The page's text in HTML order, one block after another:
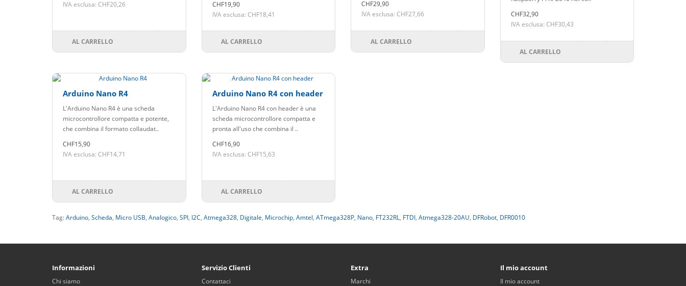
IVA esclusa: CHF20,26
AL CARRELLO
CHF19,90
IVA esclusa: CHF18,41
AL CARRELLO
CHF29,90
IVA esclusa: CHF27,66
AL CARRELLO
CHF32,90
IVA esclusa: CHF30,43
AL CARRELLO
Arduino Nano R4
L'Arduino Nano R4 è una scheda
microcontrollore compatta e potente,
che combina il formato collaudat..
CHF15,90
IVA esclusa: CHF14,71
AL CARRELLO
Arduino Nano R4 con header
L'Arduino Nano R4 con header è una
scheda microcontrollore compatta e
pronta all'uso che combina il ..
CHF16,90
IVA esclusa: CHF15,63
AL CARRELLO
Tag:Arduino, Scheda, Micro USB, Analogico, SPI, I2C, Atmega328, Digitale, Microchip, Amtel, ATmega328P, Nano, FT232RL, FTDI, Atmega328-20AU, DFRobot, DFR0010
Informazioni
Chi siamo
Servizio Clienti
Contattaci
Extra
Marchi
Il mio account
Il mio account